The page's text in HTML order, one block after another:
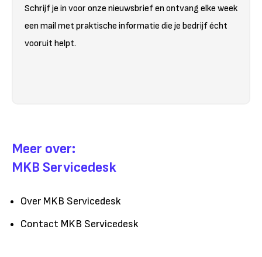
Schrijf je in voor onze nieuwsbrief en ontvang elke week
een mail met praktische informatie die je bedrijf écht
vooruit helpt.
Meer over:
MKB Servicedesk
Over MKB Servicedesk
Contact MKB Servicedesk